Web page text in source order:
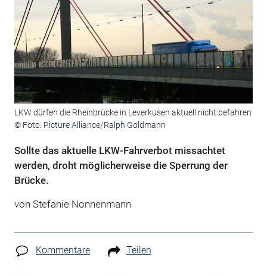
LKW dürfen die Rheinbrücke in Leverkusen aktuell nicht befahren
© Foto: Picture Alliance/Ralph Goldmann
Sollte das aktuelle LKW-Fahrverbot missachtet
werden, droht möglicherweise die Sperrung der
Brücke.
von Stefanie Nonnenmann
Kommentare Teilen